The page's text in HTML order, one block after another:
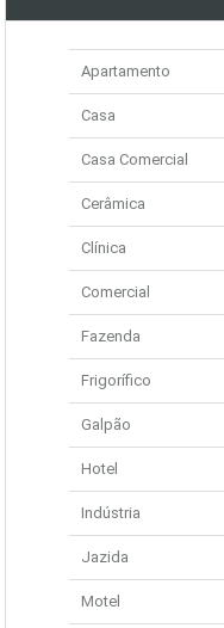
Apartamento
Casa
Casa Comercial
Cerâmica
Clínica
Comercial
Fazenda
Frigorífico
Galpão
Hotel
Indústria
Jazida
Motel